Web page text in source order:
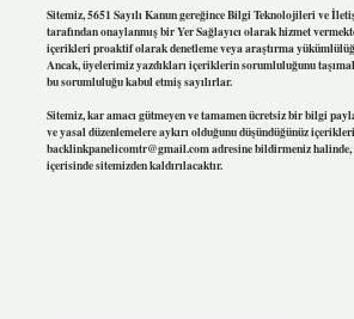
Sitemiz, 5651 Sayılı Kanun gereğince Bilgi Teknolojileri ve
tarafından onaylanmış bir Yer Sağlayıcı olarak hizmet
içerikleri proaktif olarak denetleme veya araştırma
Ancak, üyelerimiz yazdıkları içeriklerin sorumluluğunu
bu sorumluluğu kabul etmiş sayılırlar.
Sitemiz, kar amacı gütmeyen ve tamamen ücretsiz bir bilgi
ve yasal düzenlemelere aykırı olduğunu düşündüğünüz
backlinkpanelicomtr@gmail.comadresine bildirmeniz
içerisinde sitemizden kaldırılacaktır.